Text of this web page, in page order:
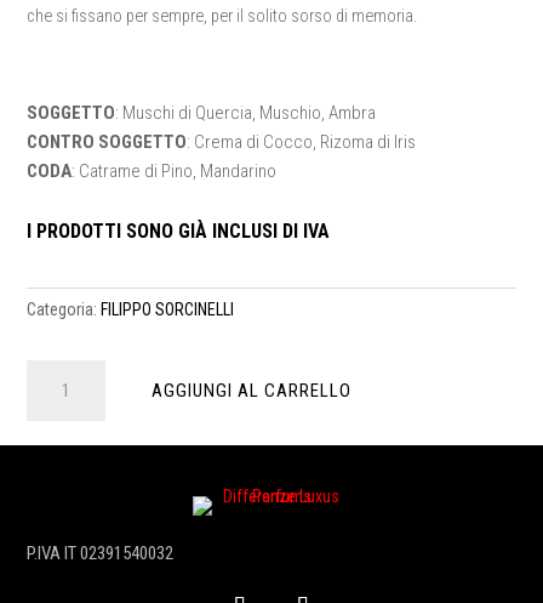
che si fissano per sempre, per il solito sorso di memoria.
SOGGETTO: Muschi di Quercia, Muschio, Ambra
CONTRO SOGGETTO: Crema di Cocco, Rizoma di Iris
CODA: Catrame di Pino, Mandarino
I PRODOTTI SONO GIÀ INCLUSI DI IVA
Categoria: FILIPPO SORCINELLI
VOGLIA
50
AGGIUNGI AL CARRELLO
P.IVA IT 02391540032